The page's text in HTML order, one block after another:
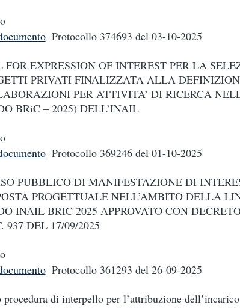
Protocollo 374693 del 03-10-2025
FOR EXPRESSION OF INTEREST PER LA
PRIVATI FINALIZZATA ALLA
PER ATTIVITA’ DI RICERCA
BRiC – 2025) DELL’INAIL
Protocollo 369246 del 01-10-2025
PUBBLICO DI MANIFESTAZIONE DI
PROGETTUALE NELL’AMBITO DELLA
INAIL BRIC 2025 APPROVATO CON
937 DEL 17/09/2025
Protocollo 361293 del 26-09-2025
di interpello per l’attribuzione